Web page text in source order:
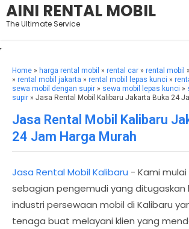
AINI RENTAL MOBIL
The Ultimate Service
Home » harga rental mobil » rental car » rental mobil »
» rental mobil jakarta » rental mobil lepas kunci »
sewa mobil dengan supir » sewa mobil lepas kunci »
supir » Jasa Rental Mobil Kalibaru Jakarta Buka 24
Jasa Rental Mobil Kalibaru
24 Jam Harga Murah
Jasa Rental Mobil Kalibaru - Kami
sebagian pengemudi yang ditugaskan
industri persewaan mobil di Kalibaru
tenaga buat melayani klien yang